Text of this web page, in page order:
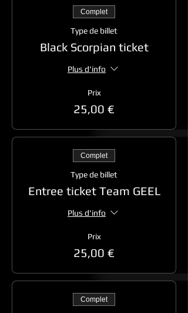
Complet
Type de billet
Black Scorpian ticket
Plus d'info
Prix
25,00 €
Complet
Type de billet
Entree ticket Team GEEL
Plus d'info
Prix
25,00 €
Complet